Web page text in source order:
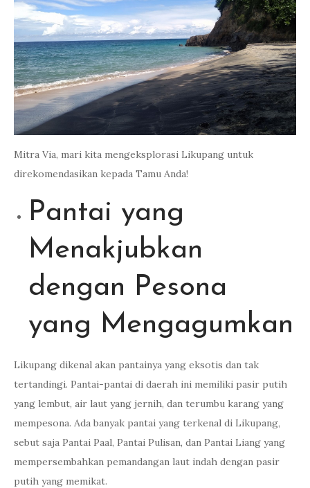
Mitra Via, mari kita mengeksplorasi Likupang untuk
direkomendasikan kepada Tamu Anda!
Pantai yang
Menakjubkan
dengan Pesona
yang Mengagumkan
Likupang dikenal akan pantainya yang eksotis dan tak
tertandingi. Pantai-pantai di daerah ini memiliki pasir putih
yang lembut, air laut yang jernih, dan terumbu karang yang
mempesona. Ada banyak pantai yang terkenal di Likupang,
sebut saja Pantai Paal, Pantai Pulisan, dan Pantai Liang yang
mempersembahkan pemandangan laut indah dengan pasir
putih yang memikat.